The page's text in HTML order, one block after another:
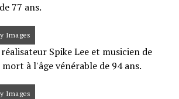
77 ans.
Images
Spike Lee et musicien de
à l'âge vénérable de 94 ans.
Images